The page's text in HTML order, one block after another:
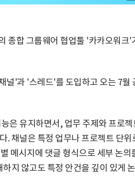
종합 그룹웨어 협업툴 '카카오워크'
널'과 '스레드'를 도입하고 오는 7월
은 유지하면서, 업무 주제와 프로젝
. 채널은 특정 업무나 프로젝트 단위
메시지에 댓글 형식으로 세부 논의
지 않고도 특정 안건을 깊이 있게